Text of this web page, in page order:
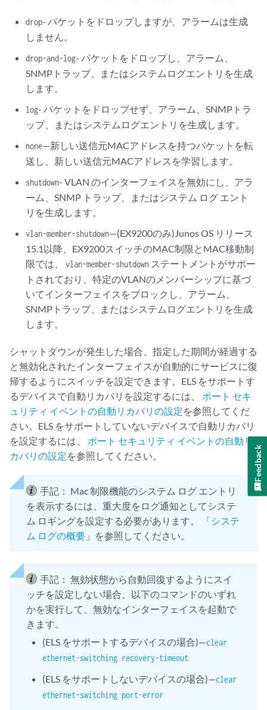
drop- パケットをドロップしますが、アラームは生成
しません。
drop-and-log- パケットをドロップし、アラーム、
SNMPトラップ、またはシステムログエントリを生成
します。
log- パケットをドロップせず、アラーム、SNMPトラ
ップ、またはシステムログエントリを生成します。
none—新しい送信元MACアドレスを持つパケットを転
送し、新しい送信元MACアドレスを学習します。
shutdown- VLAN のインターフェイスを無効にし、アラ
ーム、SNMP トラップ、またはシステム ログ エント
リを生成します。
vlan-member-shutdown—(EX9200のみ)Junos OS リリース
15.1以降、EX9200スイッチのMAC制限とMAC移動制
限では、vlan-member-shutdown ステートメントがサポー
トされており、特定のVLANのメンバーシップに基づ
いてインターフェイスをブロックし、アラーム、
SNMPトラップ、またはシステムログエントリを生成
します。
シャットダウンが発生した場合、指定した期間が経過する
と無効化されたインターフェイスが自動的にサービスに復
帰するようにスイッチを設定できます。ELS をサポートす
るデバイスで自動リカバリを設定するには、 ポート セキ
ュリティ イベントの自動リカバリの設定を参照してくだ
さい。ELS をサポートしていないデバイスで自動リカバリ
を設定するには、 ポート セキュリティ イベントの自動リ
カバリの設定を参照してください。
手記： Mac 制限機能のシステム ログ エントリ
を表示するには、重大度をログ通知としてシステ
ム ロギングを設定する必要があります。
「システ
ム ログの概要 」を参照してください。
手記： 無効状態から自動回復するようにスイ
ッチを設定しない場合、以下のコマンドのいずれ
かを実行して、無効なインターフェイスを起動で
きます。
(ELS をサポートするデバイスの場合)—clear
ethernet-switching recovery-timeout
(ELS をサポートしないデバイスの場合)—clear
ethernet-switching port-error
Feedback